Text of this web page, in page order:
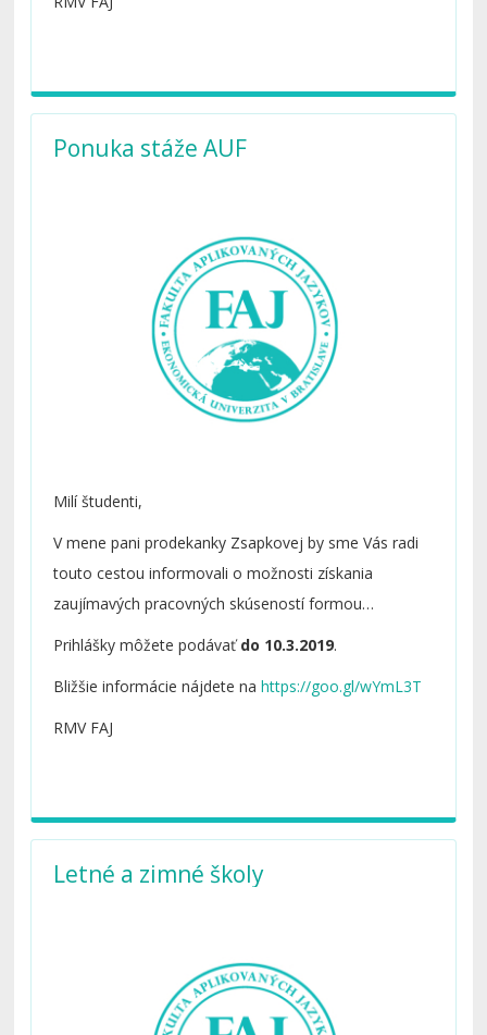
Ponuka stáže AUF
Milí študenti,
V mene pani prodekanky Zsapkovej by sme Vás radi
touto cestou informovali o možnosti získania
zaujímavých pracovných skúseností formou
absolvovania stáže pre študentov 2. ročníkov a vyššie
2019.
Prihlášky môžete podávaťdo 10.3.2019.
Bližšie informácie nájdete nahttps://goo.gl/wYmL3T
RMV FAJ
Letné a zimné školy